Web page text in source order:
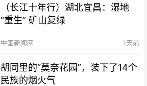
（长江十年行）湖北宜昌：湿地
“重生” 矿山复绿
中国新闻网 1天前
胡同里的“莫奈花园”，装下了14个
民族的烟火气